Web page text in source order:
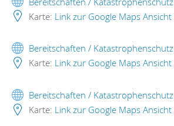
Karte: Link zur Google Maps Ansicht
Bereitschaften / Katastrophenschutz
Karte: Link zur Google Maps Ansicht
Bereitschaften / Katastrophenschutz
Karte: Link zur Google Maps Ansicht